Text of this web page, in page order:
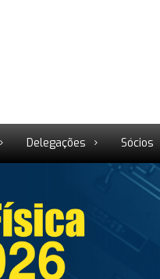
Delegações Sócios